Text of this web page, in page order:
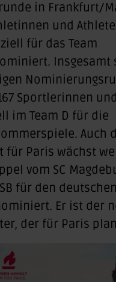
in Frankfurt/
und
für das Team
Insgesamt
Sportlerinnen und
im Team D für die
Auch
für Paris wächst
vom SC
für den deutschen
Er ist der
der für Paris